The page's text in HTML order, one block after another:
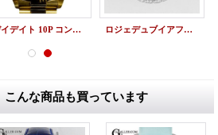
デイデイト 10P コンピューター文字盤 18KYG 18238 買取 ロジェデュブイアフターダイヤ | エクスカリバー42 マイクロローター クロノグラフ
こんな商品も買っています